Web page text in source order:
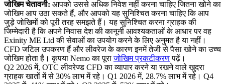
जोखिम चेतावनी: आपको उससे अधिक निवेश नहीं करना चाहिए जितना खोने का
जोखिम आप उठा सकते हैं, और आपको यह सुनिश्चित करना चाहिए कि आप
जुड़े जोखिमों को पूरी तरह समझते हैं। यह सुनिश्चित करना ग्राहक की
जिम्मेदारी है कि अपने निवास देश की कानूनी आवश्यकताओं के आधार पर वह
Exinity ME Ltd की सेवाओं का उपयोग करने के लिए अनुमत है या नहीं।
CFD जटिल उपकरण हैं और लीवरेज के कारण इनमें तेजी से पैसा खोने का उच्च
जोखिम होता है। कृपया Nemo का पूराजोखिम प्रकटीकरणपढ़ें।
Q2 2026 में, OTC लीवरेज्ड CFD का व्यापार करने या रखने वाले खुदरा
ग्राहक खातों में से 30% लाभ में रहे। Q1 2026 में, 28.7% लाभ में रहे। Q4